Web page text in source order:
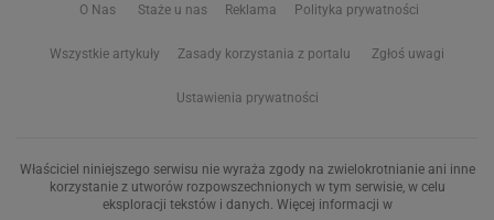
O Nas Staże u nas Reklama Polityka prywatności
Wszystkie artykuły Zasady korzystania z portalu Zgłoś uwagi
Ustawienia prywatności
Właściciel niniejszego serwisu nie wyraża zgody na zwielokrotnianie ani inne
korzystanie z utworów rozpowszechnionych w tym serwisie, w celu
eksploracji tekstów i danych. Więcej informacji w